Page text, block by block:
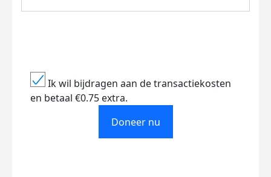
Ik wil bijdragen aan de transactiekosten
en betaal €0.75 extra.
Doneer nu